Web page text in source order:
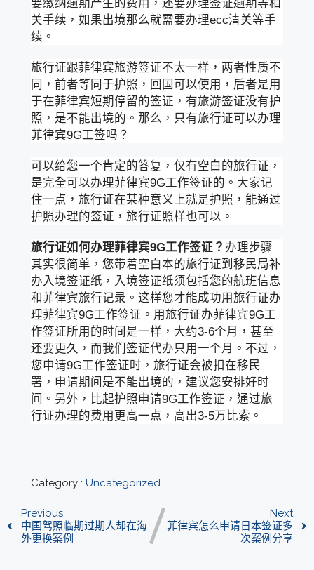
要缴纳逾期产生的费用，还要办理签证逾期等相
关手续，如果出境那么就需要办理ecc清关等手
续。
旅行证跟菲律宾旅游签证不太一样，两者性质不
同，前者等同于护照，回国可以使用，后者是用
于在菲律宾短期停留的签证，有旅游签证没有护
照，是不能出境的。那么，只有旅行证可以办理
菲律宾9G工签吗？
可以给您一个肯定的答复，仅有空白的旅行证，
是完全可以办理菲律宾9G工作签证的。大家记
住一点，旅行证在某种意义上就是护照，能通过
护照办理的签证，旅行证照样也可以。
旅行证如何办理菲律宾9G工作签证？ 办理步骤
其实很简单，您带着空白本的旅行证到移民局补
办入境签证纸，入境签证纸须包括您的航班信息
和菲律宾旅行记录。这样您才能成功用旅行证办
理菲律宾9G工作签证。用旅行证办菲律宾9G工
作签证所用的时间是一样，大约3-6个月，甚至
还要更久，而我们签证代办只用一个月。不过，
您申请9G工作签证时，旅行证会被扣在移民
署，申请期间是不能出境的，建议您安排好时
间。另外，比起护照申请9G工作签证，通过旅
行证办理的费用更高一点，高出3-5万比索。
Category : Uncategorized
Previous
中国驾照临期过期人却在海
外更换案例
Next
菲律宾怎么申请日本签证多
次案例分享